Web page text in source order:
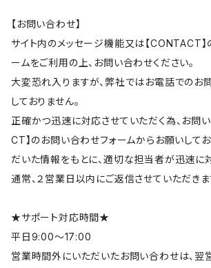
【お問い合わせ】
サイト内のメッセージ機能又は【CONTACT
ームをご利用の上、お問い合わせください。
大変恐れ入りますが、弊社ではお電話でのお
しておりません。
正確かつ迅速に対応させていただく為、お問
CT】のお問い合わせフォームからお願いして
だいた情報をもとに、適切な担当者が迅速に
通常、２営業日以内にご返信させていただきま
★サポート対応時間★
平日9:00～17:00
営業時間外にいただいたお問い合わせは、翌